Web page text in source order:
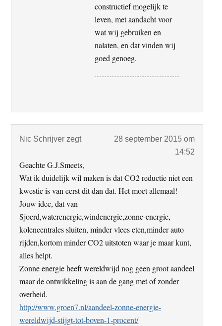
constructief mogelijk te
leven, met aandacht voor
wat wij gebruiken en
nalaten, en dat vinden wij
goed genoeg.
Nic Schrijver zegt
28 september 2015 om
14:52
Geachte G.J.Smeets,
Wat ik duidelijk wil maken is dat CO2 reductie niet een
kwestie is van eerst dit dan dat. Het moet allemaal!
Jouw idee, dat van
Sjoerd,waterenergie,windenergie,zonne-energie,
kolencentrales sluiten, minder vlees eten,minder auto
rijden,kortom minder CO2 uitstoten waar je maar kunt,
alles helpt.
Zonne energie heeft wereldwijd nog geen groot aandeel
maar de ontwikkeling is aan de gang met of zonder
overheid.
http://www.groen7.nl/aandeel-zonne-energie-
wereldwijd-stijgt-tot-boven-1-procent/